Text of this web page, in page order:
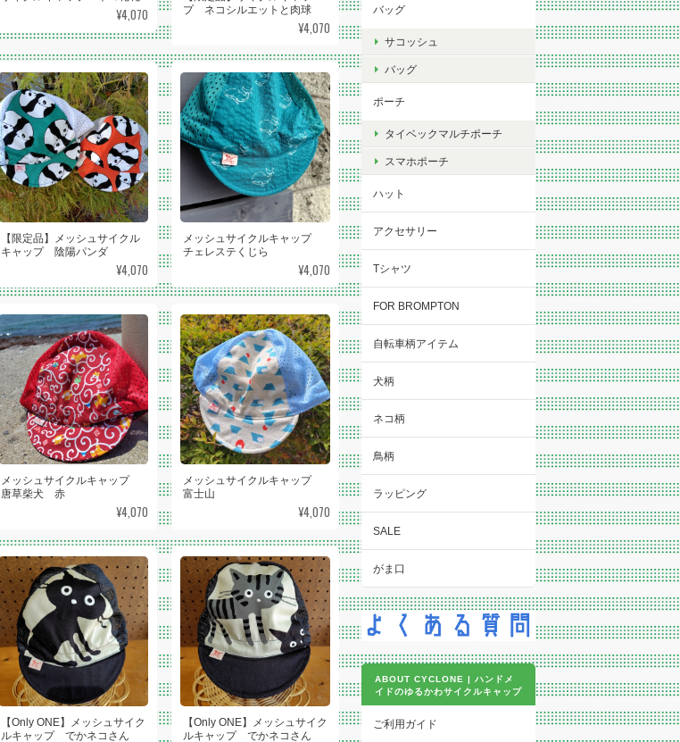
¥4,070
プ ネコシルエットと肉球
¥4,070
【限定品】メッシュサイクル
キャップ 陰陽パンダ
¥4,070
メッシュサイクルキャップ
チェレステくじら
¥4,070
メッシュサイクルキャップ
唐草柴犬 赤
¥4,070
メッシュサイクルキャップ
富士山
¥4,070
【Only ONE】メッシュサイク
ルキャップ でかネコさん
【Only ONE】メッシュサイク
ルキャップ でかネコさん
バッグ
サコッシュ
バッグ
ポーチ
タイベックマルチポーチ
スマホポーチ
ハット
アクセサリー
Tシャツ
FOR BROMPTON
自転車柄アイテム
犬柄
ネコ柄
鳥柄
ラッピング
SALE
がま口
ABOUT CYCLONE | ハンドメ
イドのゆるかわサイクルキャップ
ご利用ガイド